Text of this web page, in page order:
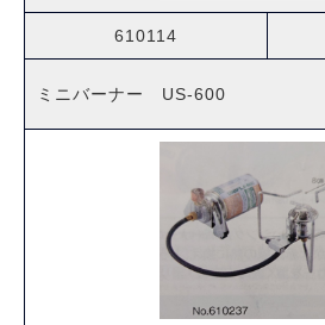
610114
ミニバーナー US-600